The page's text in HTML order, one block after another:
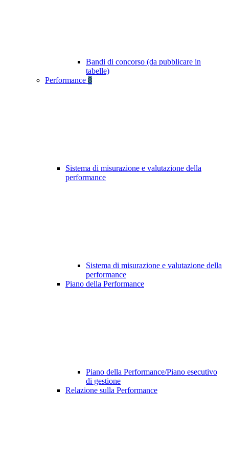
Bandi di concorso (da pubblicare in
tabelle)
Performance 8
Sistema di misurazione e valutazione della
performance
Sistema di misurazione e valutazione della
performance
Piano della Performance
Piano della Performance/Piano esecutivo
di gestione
Relazione sulla Performance